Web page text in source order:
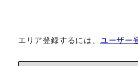
エリア登録するには、 ユーザー